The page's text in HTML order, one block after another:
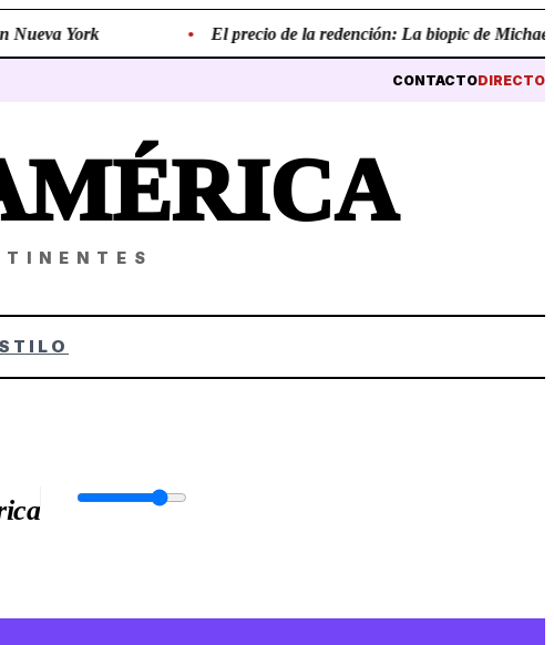
York El precio de la redención: La biopic de Michael
CONTACTODIRECTO